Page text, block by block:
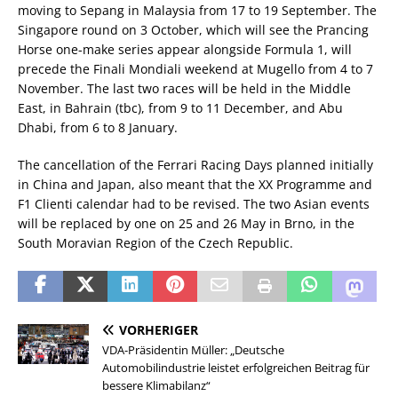
moving to Sepang in Malaysia from 17 to 19 September. The
Singapore round on 3 October, which will see the Prancing
Horse one-make series appear alongside Formula 1, will
precede the Finali Mondiali weekend at Mugello from 4 to 7
November. The last two races will be held in the Middle
East, in Bahrain (tbc), from 9 to 11 December, and Abu
Dhabi, from 6 to 8 January.
The cancellation of the Ferrari Racing Days planned initially
in China and Japan, also meant that the XX Programme and
F1 Clienti calendar had to be revised. The two Asian events
will be replaced by one on 25 and 26 May in Brno, in the
South Moravian Region of the Czech Republic.
VORHERIGER
VDA-Präsidentin Müller: „Deutsche
Automobilindustrie leistet erfolgreichen Beitrag für
bessere Klimabilanz“